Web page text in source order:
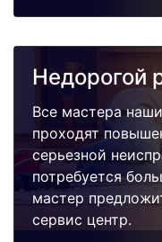
Недорогой
Все мастера
проходят
серьезной
потребуется
мастер
сервис центр.